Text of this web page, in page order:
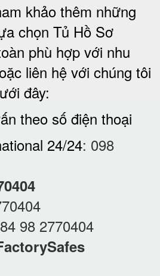
khảo thêm những
chọn Tủ Hồ Sơ
phù hợp với nhu
liên hệ với chúng tôi
đây:
theo số điện thoại
24/24: 098
98 2770404